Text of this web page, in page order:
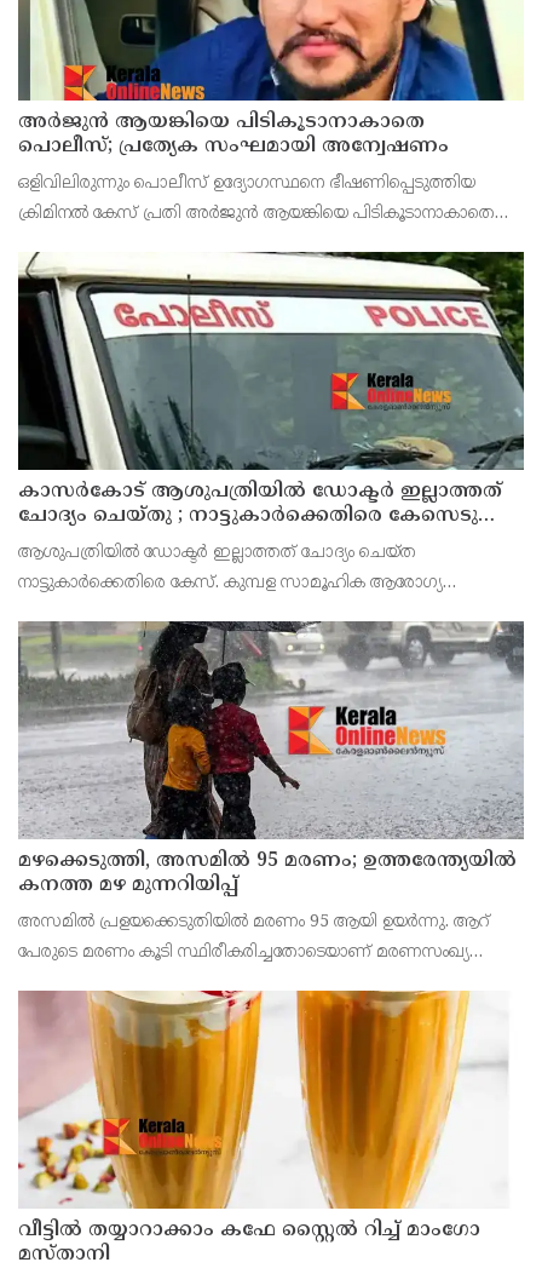
അർജുൻ ആയങ്കിയെ പിടികൂടാനാകാതെ
പൊലീസ്; പ്രത്യേക സംഘമായി അന്വേഷണം
ഒളിവിലിരുന്നും പൊലീസ് ഉദ്യോഗസ്ഥനെ ഭീഷണിപ്പെടുത്തിയ
ക്രിമിനൽ കേസ് പ്രതി അർജുൻ ആയങ്കിയെ പിടികൂടാനാകാതെ
മന്ത്രിയെയും വെല്ലുവിളിച്ചിരിക്കുകയാണ് അർജുൻ ആയങ്കി.
കാസർകോട് ആശുപത്രിയിൽ ഡോക്ടർ ഇല്ലാത്തത്
ചോദ്യം ചെയ്തു ; നാട്ടുകാർക്കെതിരെ കേസെടുത്ത്
പൊലീസ്
ആശുപത്രിയിൽ ഡോക്ടർ ഇല്ലാത്തത് ചോദ്യം ചെയ്ത
നാട്ടുകാർക്കെതിരെ കേസ്. കുമ്പള സാമൂഹിക ആരോഗ്യ
ഡോക്ടർമാർ ഇല്ലാത്തതായിരുന്നു നാട്ടുകാരുടെ പ്രതിഷേധത്തിന്
കാ
മഴക്കെടുത്തി, അസമിൽ 95 മരണം; ഉത്തരേന്ത്യയില്‍
കനത്ത മഴ മുന്നറിയിപ്പ്
അസമില്‍ പ്രളയക്കെടുതിയില്‍ മരണം 95 ആയി ഉയര്‍ന്നു. ആറ്
പേരുടെ മരണം കൂടി സ്ഥിരീകരിച്ചതോടെയാണ് മരണസംഖ്യ
മഴക്കെടുതി ബാധിച്ചത്.
വീട്ടിൽ തയ്യാറാക്കാം കഫേ സ്റ്റൈൽ റിച്ച് മാംഗോ
മസ്താനി